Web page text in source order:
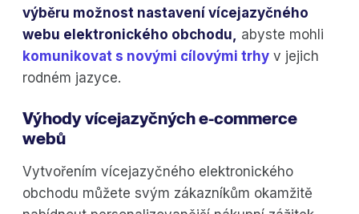
výběru možnost nastavení vícejazyčného
webu elektronického obchodu,
abyste mohli
komunikovat s novými cílovými trhy v jejich
rodném jazyce.
Výhody vícejazyčných e-commerce
webů
Vytvořením vícejazyčného elektronického
obchodu můžete svým zákazníkům okamžitě